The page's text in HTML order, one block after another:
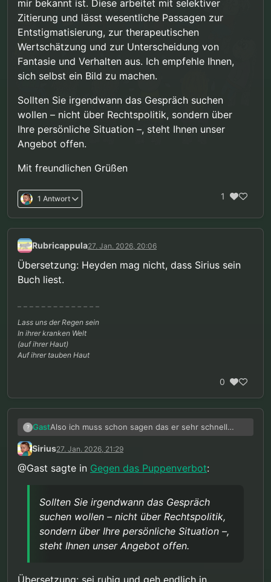
mir bekannt ist. Diese arbeitet mit selektiver
Zitierung und lässt wesentliche Passagen zur
Entstigmatisierung, zur therapeutischen
Wertschätzung und zur Unterscheidung von
Fantasie und Verhalten aus. Ich empfehle Ihnen,
sich selbst ein Bild zu machen.
Sollten Sie irgendwann das Gespräch suchen
wollen – nicht über Rechtspolitik, sondern über
Ihre persönliche Situation –, steht Ihnen unser
Angebot offen.
Mit freundlichen Grüßen
1 Antwort 1
Rubricappula27. Jan. 2026, 20:06
Übersetzung: Heyden mag nicht, dass Sirius sein
Buch liest.
Lass uns der Regen sein
In ihrer kranken Welt
(auf ihrer Haut)
Auf ihrer tauben Haut
0
? GastAlso ich muss schon sagen das er sehr schnell
antwortet. Das schätze ich dann doch irgendwo:
Sehr geehrte/r,
Zur Evidenzlage bei Puppen: Sie haben Recht, dass
erste Studien vorliegen. Die Befundlage ist
allerdings methodisch eingeschränkt – weshalb ich
von keiner belastbaren Evidenz sprach. Ob die
belegen oder lediglich keine unmittelbare
Zum Fachbuch: Die Formulierung zum “Schutz der
Menschenwürde” gibt die juristische Begründung
Haltung. Ein Fachbuch für die psychosoziale Praxis
Gedankenwelt”: Dies ist weder unser Ziel noch
Sirius27. Jan. 2026, 21:29
@Gast sagte in Gegen das Puppenverbot:
Sollten Sie irgendwann das Gespräch
suchen wollen – nicht über Rechtspolitik,
sondern über Ihre persönliche Situation –,
steht Ihnen unser Angebot offen.
Übersetzung: sei ruhig und geh endlich in